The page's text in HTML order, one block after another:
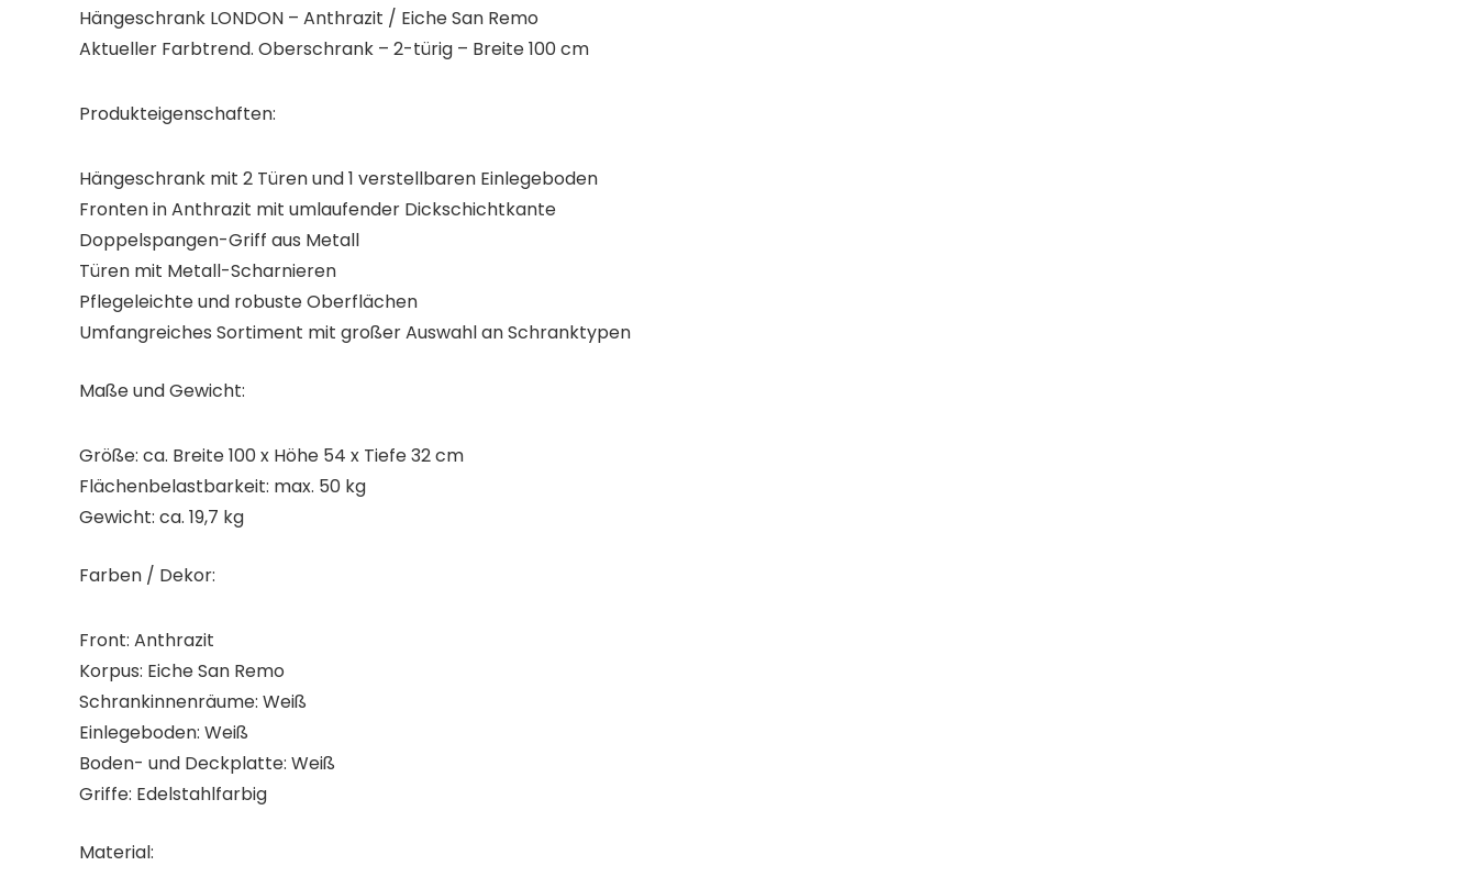
Hängeschrank LONDON – Anthrazit / Eiche San Remo
Aktueller Farbtrend. Oberschrank – 2-türig – Breite 100 cm
Produkteigenschaften:
Hängeschrank mit 2 Türen und 1 verstellbaren Einlegeboden
Fronten in Anthrazit mit umlaufender Dickschichtkante
Doppelspangen-Griff aus Metall
Türen mit Metall-Scharnieren
Pflegeleichte und robuste Oberflächen
Umfangreiches Sortiment mit großer Auswahl an Schranktypen
Maße und Gewicht:
Größe: ca. Breite 100 x Höhe 54 x Tiefe 32 cm
Flächenbelastbarkeit: max. 50 kg
Gewicht: ca. 19,7 kg
Farben / Dekor:
Front: Anthrazit
Korpus: Eiche San Remo
Schrankinnenräume: Weiß
Einlegeboden: Weiß
Boden- und Deckplatte: Weiß
Griffe: Edelstahlfarbig
Material: